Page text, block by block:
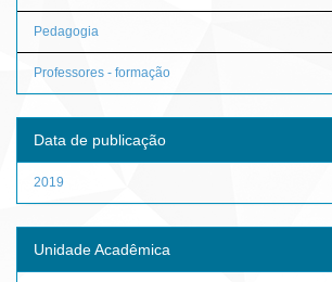
Pedagogia
Professores - formação
Data de publicação
2019
Unidade Acadêmica